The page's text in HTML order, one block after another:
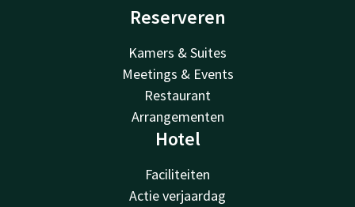
Reserveren
Kamers & Suites
Meetings & Events
Restaurant
Arrangementen
Hotel
Faciliteiten
Actie verjaardag